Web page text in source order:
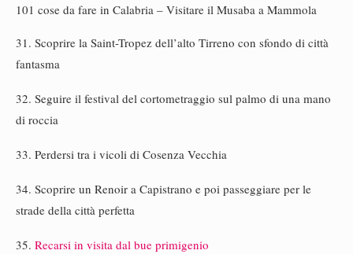
101 cose da fare in Calabria – Visitare il Musaba a Mammola
31. Scoprire la Saint-Tropez dell’alto Tirreno con sfondo di città
fantasma
32. Seguire il festival del cortometraggio sul palmo di una mano
di roccia
33. Perdersi tra i vicoli di Cosenza Vecchia
34. Scoprire un Renoir a Capistrano e poi passeggiare per le
strade della città perfetta
35. Recarsi in visita dal bue primigenio